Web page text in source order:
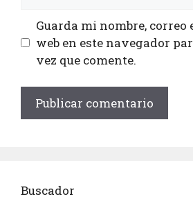
Guarda mi nombre,
web en este navegador
vez que comente.
Buscador